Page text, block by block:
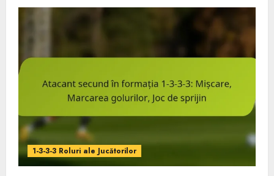
1-3-3-3 Roluri ale Jucătorilor